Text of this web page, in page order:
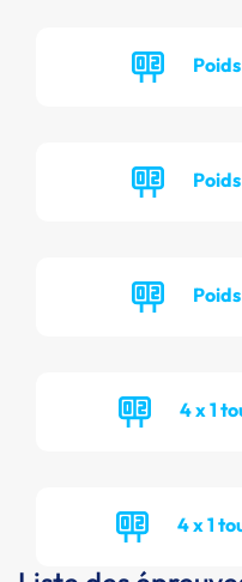
4 x 1
4 x 1